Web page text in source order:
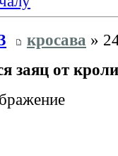
кросава »
заяц от